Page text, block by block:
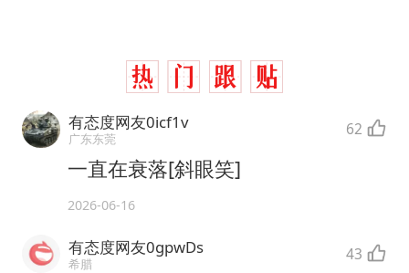
有态度网友0icf1v
广东东莞 62
一直在衰落[斜眼笑]
2026-06-16
有态度网友0gpwDs
希腊 43